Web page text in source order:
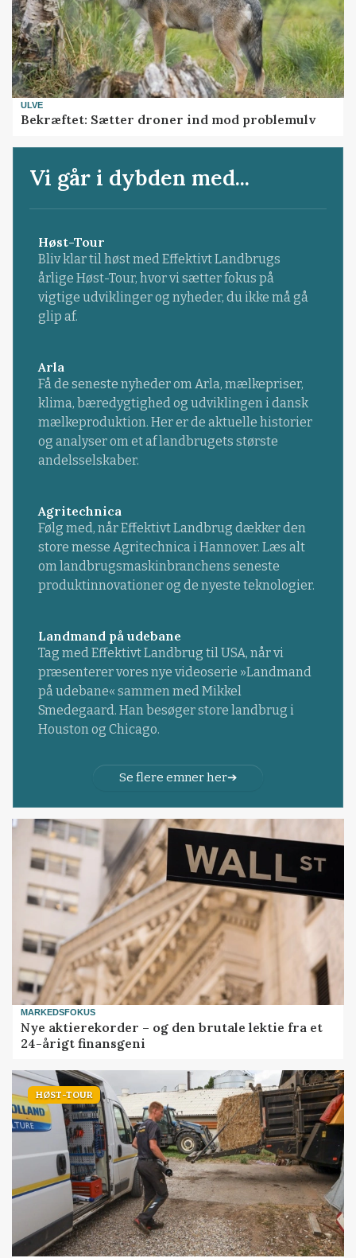
ULVE
Bekræftet: Sætter droner ind mod problemulv
Vi går i dybden med...
Høst-Tour
Bliv klar til høst med Effektivt Landbrugs
årlige Høst-Tour, hvor vi sætter fokus på
vigtige udviklinger og nyheder, du ikke må gå
glip af.
Arla
Få de seneste nyheder om Arla, mælkepriser,
klima, bæredygtighed og udviklingen i dansk
mælkeproduktion. Her er de aktuelle historier
og analyser om et af landbrugets største
andelsselskaber.
Agritechnica
Følg med, når Effektivt Landbrug dækker den
store messe Agritechnica i Hannover. Læs alt
om landbrugsmaskinbranchens seneste
produktinnovationer og de nyeste teknologier.
Landmand på udebane
Tag med Effektivt Landbrug til USA, når vi
præsenterer vores nye videoserie »Landmand
på udebane« sammen med Mikkel
Smedegaard. Han besøger store landbrug i
Houston og Chicago.
Se flere emner her
MARKEDSFOKUS
Nye aktierekorder – og den brutale lektie fra et
24-årigt finansgeni
HØST-TOUR